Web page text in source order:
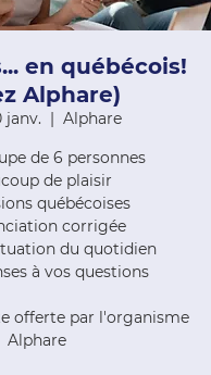
en québécois!
Alphare)
janv.
  |
Alphare
de 6 personnes
de plaisir
québécoises
corrigée
du quotidien
à vos questions
offerte par l'organisme
Alphare